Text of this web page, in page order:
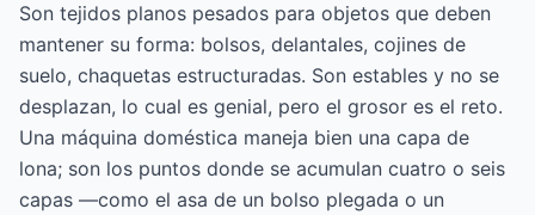
Son tejidos planos pesados para objetos que deben
mantener su forma: bolsos, delantales, cojines de
suelo, chaquetas estructuradas. Son estables y no se
desplazan, lo cual es genial, pero el grosor es el reto.
Una máquina doméstica maneja bien una capa de
lona; son los puntos donde se acumulan cuatro o seis
capas —como el asa de un bolso plegada o un